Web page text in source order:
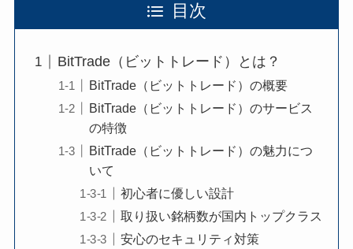
目次
BitTrade（ビットトレード）とは？
BitTrade（ビットトレード）の概要
BitTrade（ビットトレード）のサービス
の特徴
BitTrade（ビットトレード）の魅力につ
いて
初心者に優しい設計
取り扱い銘柄数が国内トップクラス
安心のセキュリティ対策